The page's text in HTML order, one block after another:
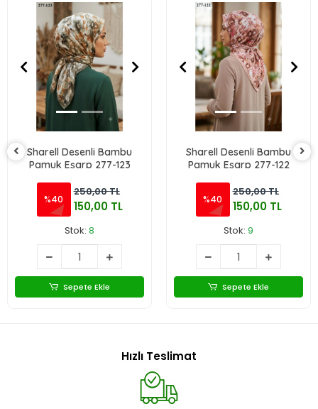
Sharell Desenli Bambu
Pamuk Eşarp 277-123
%40
250,00 TL
150,00 TL
Stok: 8
Sepete Ekle
Sharell Desenli Bambu
Pamuk Eşarp 277-122
%40
250,00 TL
150,00 TL
Stok: 9
Sepete Ekle
Hızlı Teslimat